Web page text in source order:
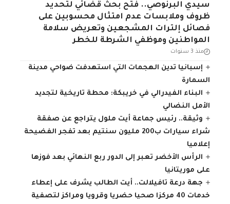
سيدي البرنوصي.. فتح بحث قضائي لتحديد
ظروف وملابسات عدم امتثال محسوبين على
فصائل إلترات المشجعين وتعريض سلامة
المواطنين وموظفي الشرطة للخطر
منذ 3 سنوات
إسبانيا تدين الهجمات التي استهدفت ضواحي مدينة
السمارة
البناء الفيدرالي في خريبكة: محطة تاريخية لتجديد
الأمل النضالي
وثيقة.. رئيس جماعة أيت ملول يتراجع عن صفقة
شراء سيارات ب200 مليون سنتيم بعد تفجر الفضيحة
إعلاميا
الرأس الأخضر تعبر إلى الدور ربع النهائي بعد فوزها
على موريتانيا
جهة درعة تافيلالت.. أيت الطالب يشرف على إعطاء
خدمات 40 مركزا صحيا حضريا وقرويا ومراكز لتصفية